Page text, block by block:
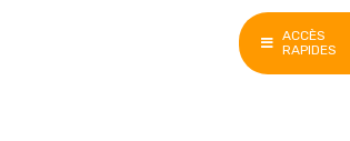
ACCÈS
RAPIDES